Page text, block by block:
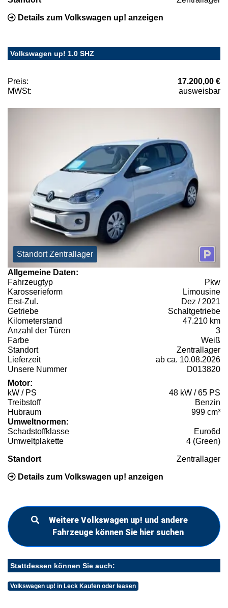
Details zum Volkswagen up! anzeigen
Volkswagen up! 1.0 SHZ
Preis:
17.200,00 €
MWSt:
ausweisbar
Standort Zentrallager
Allgemeine Daten:
Fahrzeugtyp
Pkw
Karosserieform
Limousine
Erst-Zul.
Dez / 2021
Getriebe
Schaltgetriebe
Kilometerstand
47.210 km
Anzahl der Türen
3
Farbe
Weiß
Standort
Zentrallager
Lieferzeit
ab ca. 10.08.2026
Unsere Nummer
D013820
Motor:
kW / PS
48 kW / 65 PS
Treibstoff
Benzin
Hubraum
999 cm³
Umweltnormen:
Schadstoffklasse
Euro6d
Umweltplakette
4 (Green)
Standort Zentrallager
Details zum Volkswagen up! anzeigen
Weitere Volkswagen up! und andere
Fahrzeuge können Sie hier suchen
Stattdessen können Sie auch:
Volkswagen up! in Leck Kaufen oder leasen